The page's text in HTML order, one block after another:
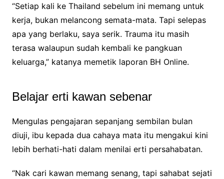
“Setiap kali ke Thailand sebelum ini memang untuk
kerja, bukan melancong semata-mata. Tapi selepas
apa yang berlaku, saya serik. Trauma itu masih
terasa walaupun sudah kembali ke pangkuan
keluarga,” katanya memetik laporan BH Online.
Belajar erti kawan sebenar
Mengulas pengajaran sepanjang sembilan bulan
diuji, ibu kepada dua cahaya mata itu mengakui kini
lebih berhati-hati dalam menilai erti persahabatan.
“Nak cari kawan memang senang, tapi sahabat sejati